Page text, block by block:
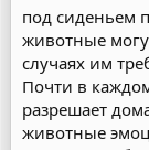
под сиденьем
животные
случаях им
Почти в
разрешает
животные